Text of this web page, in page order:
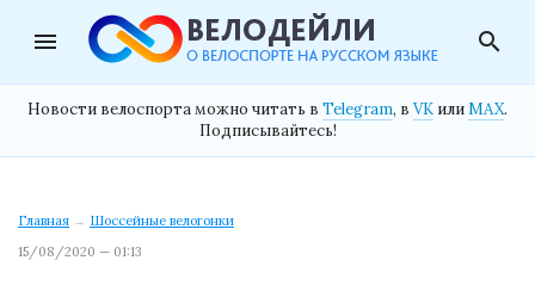
menu search
Новости велоспорта можно читать в Telegram, в VK илиMAX.
Подписывайтесь!
Главная → Шоссейные велогонки
15/08/2020 — 01:13